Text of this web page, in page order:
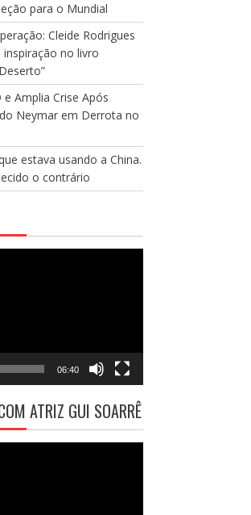
para o Mundial
Cleide Rodrigues
no livro
e Amplia Crise Após
Neymar em Derrota no
estava usando a China.
o contrário
06:40
ATRIZ GUI SOARRÊ